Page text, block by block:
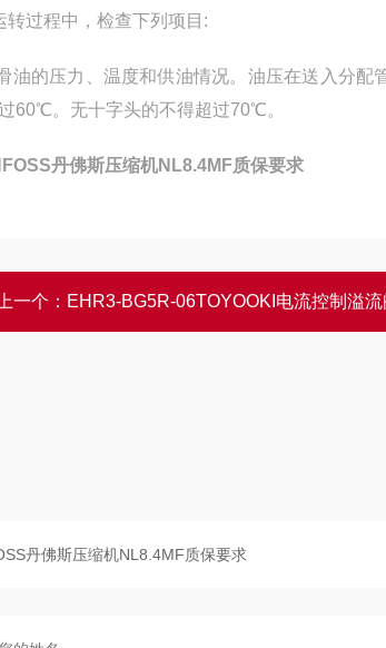
转过程中，检查下列项目:
油的压力、温度和供油情况。油压在送入分
60℃。无十字头的不得超过70℃。
丹佛斯压缩机NL8.4MF质保要求
一个： EHR3-BG5R-06TOYOOKI电流控制溢流阀选择